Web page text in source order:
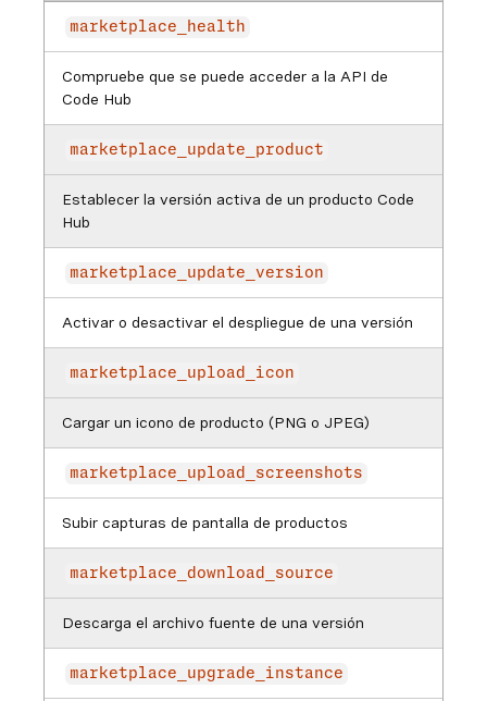
marketplace_health
Compruebe que se puede acceder a la API de
Code Hub
marketplace_update_product
Establecer la versión activa de un producto Code
Hub
marketplace_update_version
Activar o desactivar el despliegue de una versión
marketplace_upload_icon
Cargar un icono de producto (PNG o JPEG)
marketplace_upload_screenshots
Subir capturas de pantalla de productos
marketplace_download_source
Descarga el archivo fuente de una versión
marketplace_upgrade_instance